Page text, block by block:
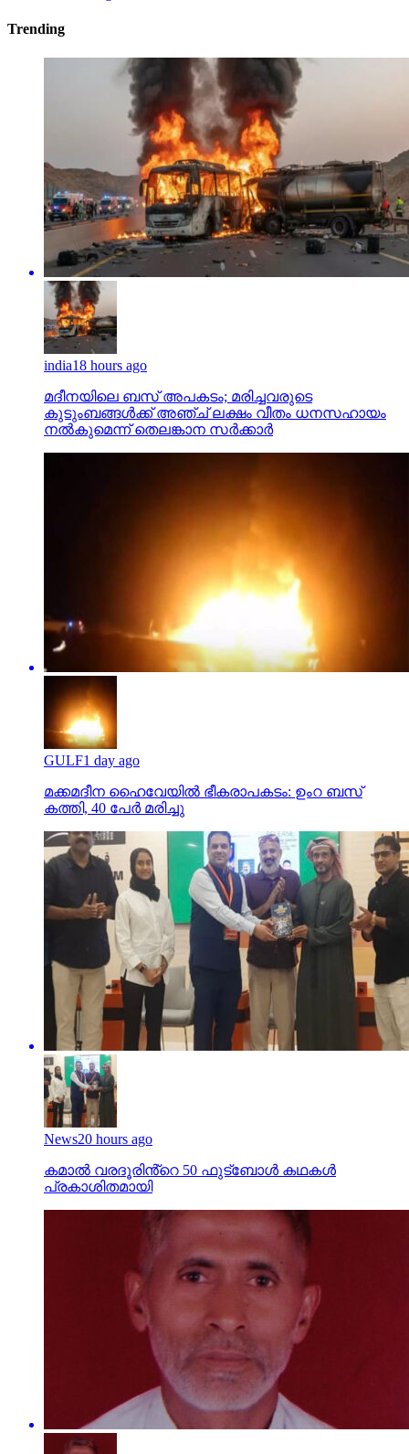
india18 hours ago
മദീനയിലെ ബസ് അപകടം; മരിച്ചവരുടെ
നല്‍കുമെന്ന് തെലങ്കാന സര്‍ക്കാര്‍
GULF
1 day ago
മക്കമദീന ഹൈവേയില്‍ ഭീകരാപകടം: ഉംറ ബസ്
News
20 hours ago
കമാൽ വരദൂരിൻ്റെ 50 ഫുട്ബോൾ കഥകൾ